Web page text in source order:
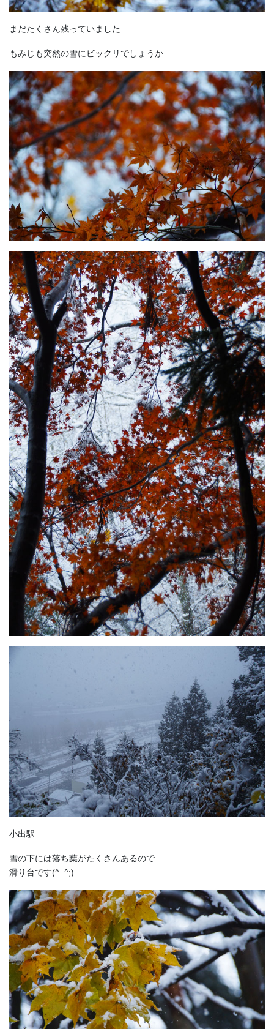
まだたくさん残っていました
もみじも突然の雪にビックリでしょうか
小出駅
雪の下には落ち葉がたくさんあるので
滑り台です(^_^;)